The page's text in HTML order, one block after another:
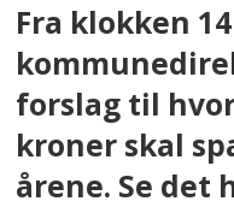
Fra klokken
forslag til
kroner skal
årene. Se det